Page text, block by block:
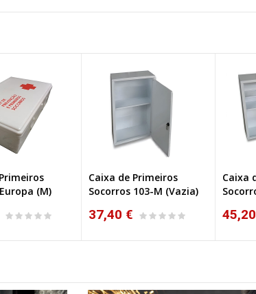
(M)
Caixa de Primeiros
Socorros 103-M (Vazia)
37,40 €
Caixa